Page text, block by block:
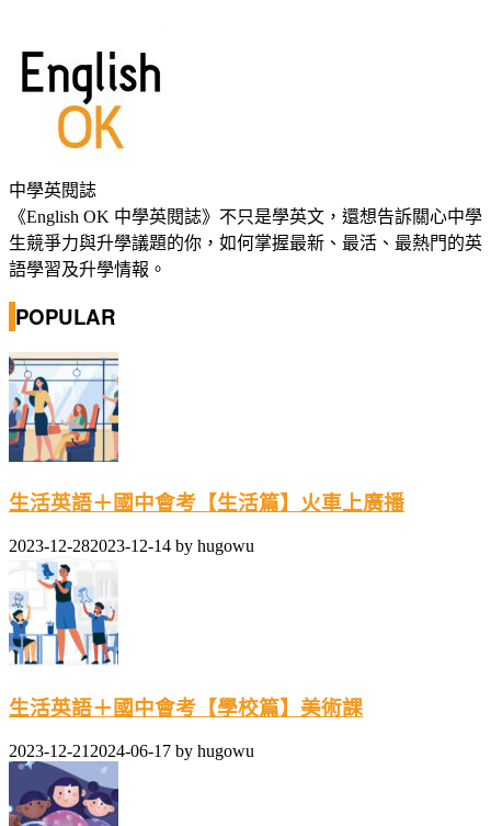
中學英閱誌
《English OK 中學英閱誌》不只是學英文，還想告訴關心中學
生競爭力與升學議題的你，如何掌握最新、最活、最熱門的英
語學習及升學情報。
POPULAR
生活英語＋國中會考【生活篇】火車上廣播
2023-12-282023-12-14 by hugowu
生活英語＋國中會考【學校篇】美術課
2023-12-21 2024-06-17 by hugowu